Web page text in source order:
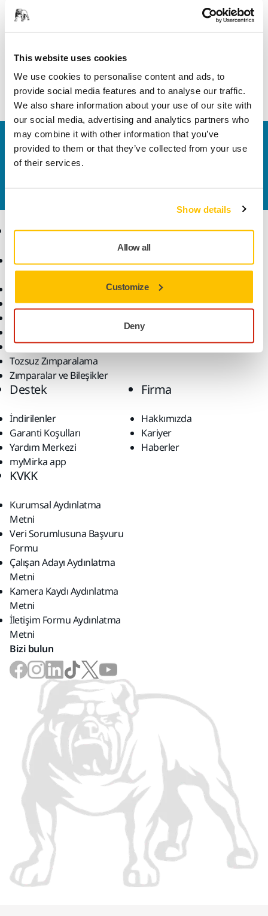
This website uses cookies
We use cookies to personalise content and ads, to
provide social media features and to analyse our traffic.
We also share information about your use of our site with
our social media, advertising and analytics partners who
may combine it with other information that you’ve
provided to them or that they’ve collected from your use
of their services.
Show details
Allow all
Customize
Deny
Polisaj makinesi için destekleme pedi Ø 125 mm M14
Bize Ulaşın
Daha fazla bilgi edinmek ister misiniz? Lütfen bizimle
Ürünler
Aksesuarlar ve Sarf
Malzemeler
Makineler
Süper Aşındırıcılar
Tozsuz Zımparalama
Zımparalar ve Bileşikler
Uzmanlık
Sektörler
Uygulamalar
Çözümler
Destek
İndirilenler
Garanti Koşulları
Yardım Merkezi
myMirka app
Firma
Hakkımızda
Kariyer
Haberler
KVKK
Kurumsal Aydınlatma
Metni
Veri Sorumlusuna Başvuru
Formu
Çalışan Adayı Aydınlatma
Metni
Kamera Kaydı Aydınlatma
Metni
İletişim Formu Aydınlatma
Metni
Bizi bulun